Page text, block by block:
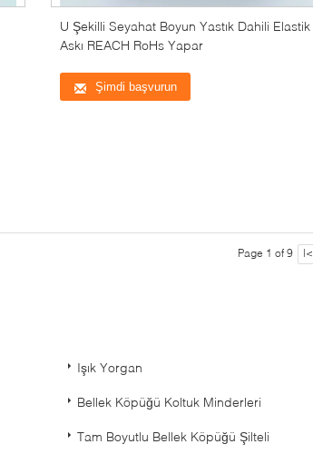
U Şekilli Seyahat Boyun Yastık Dahili Elastik
Askı REACH RoHs Yapar
Şimdi başvurun
Page 1 of 9 |<
Işık Yorgan
Bellek Köpüğü Koltuk Minderleri
Tam Boyutlu Bellek Köpüğü Şilteli